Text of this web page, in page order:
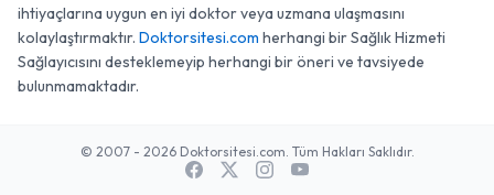
ihtiyaçlarına uygun en iyi doktor veya uzmana ulaşmasını
kolaylaştırmaktır. Doktorsitesi.com herhangi bir Sağlık Hizmeti
Sağlayıcısını desteklemeyip herhangi bir öneri ve tavsiyede
bulunmamaktadır.
© 2007 - 2026 Doktorsitesi.com. Tüm Hakları Saklıdır.